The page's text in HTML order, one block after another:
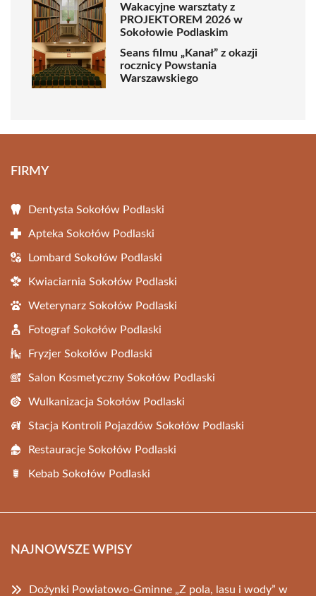
Wakacyjne warsztaty z
PROJEKTOREM 2026 w
Sokołowie Podlaskim
Seans filmu „Kanał” z okazji
rocznicy Powstania
Warszawskiego
FIRMY
Dentysta Sokołów Podlaski
Apteka Sokołów Podlaski
Lombard Sokołów Podlaski
Kwiaciarnia Sokołów Podlaski
Weterynarz Sokołów Podlaski
Fotograf Sokołów Podlaski
Fryzjer Sokołów Podlaski
Salon Kosmetyczny Sokołów Podlaski
Wulkanizacja Sokołów Podlaski
Stacja Kontroli Pojazdów Sokołów Podlaski
Restauracje Sokołów Podlaski
Kebab Sokołów Podlaski
NAJNOWSZE WPISY
Dożynki Powiatowo-Gminne „Z pola, lasu i wody” w